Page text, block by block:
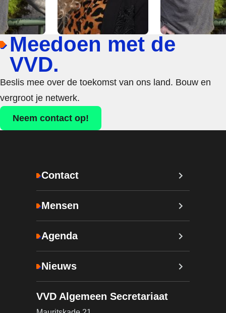
Meedoen met de
VVD.
Beslis mee over de toekomst van ons land. Bouw en
vergroot je netwerk.
Neem contact op!
Contact
Mensen
Agenda
Nieuws
VVD Algemeen Secretariaat